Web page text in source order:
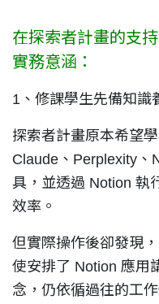
在探索者計畫的支
實務意涵：
1 、修課學生先備知識
探索者計畫原本希望
Claude、Perplexity、
具，並透過 Notion 執
效率。
但實際操作後卻發現
使安排了 Notion 應用
念，仍依循過往的工